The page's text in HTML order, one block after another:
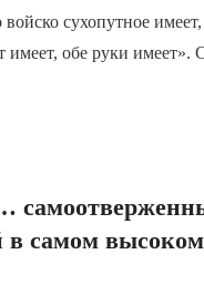
сухопутное
имеет, обе руки имеет».
самом